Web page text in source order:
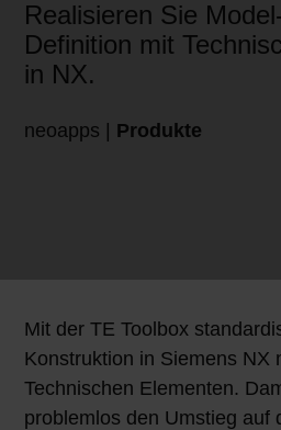
Realisieren Sie
Definition mit
in NX.
neoapps | Produkte
Mit der TE Toolbox
Konstruktion in Siemens NX
Technischen Elementen.
problemlos den Umstieg auf